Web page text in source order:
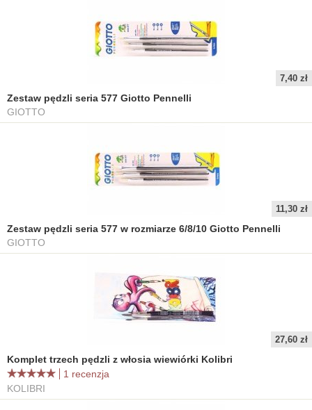
7,40 zł
Zestaw pędzli seria 577 Giotto Pennelli
GIOTTO
11,30 zł
Zestaw pędzli seria 577 w rozmiarze 6/8/10 Giotto Pennelli
GIOTTO
27,60 zł
Komplet trzech pędzli z włosia wiewiórki Kolibri
1 recenzja
KOLIBRI